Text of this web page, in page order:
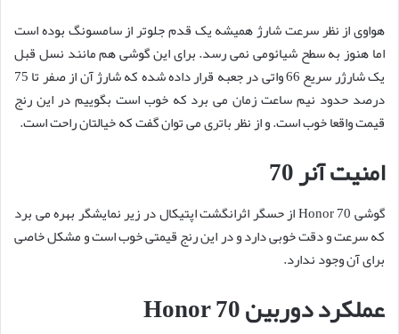
هواوی از نظر سرعت شارژ همیشه یک قدم جلوتر از سامسونگ بوده است
اما هنوز به سطح شیائومی نمی رسد. برای این گوشی هم مانند نسل قبل
یک شارژر سریع 66 واتی در جعبه قرار داده شده که شارژ آن از صفر تا 75
درصد حدود نیم ساعت زمان می برد که خوب است بگوییم در این رنج
قیمت واقعا خوب است. و از نظر باتری می توان گفت که خیالتان راحت است.
امنیت آنر 70
گوشی Honor 70 از حسگر اثرانگشت اپتیکال در زیر نمایشگر بهره می برد
که سرعت و دقت خوبی دارد و در این رنج قیمتی خوب است و مشکل خاصی
برای آن وجود ندارد.
عملکرد دوربین Honor 70